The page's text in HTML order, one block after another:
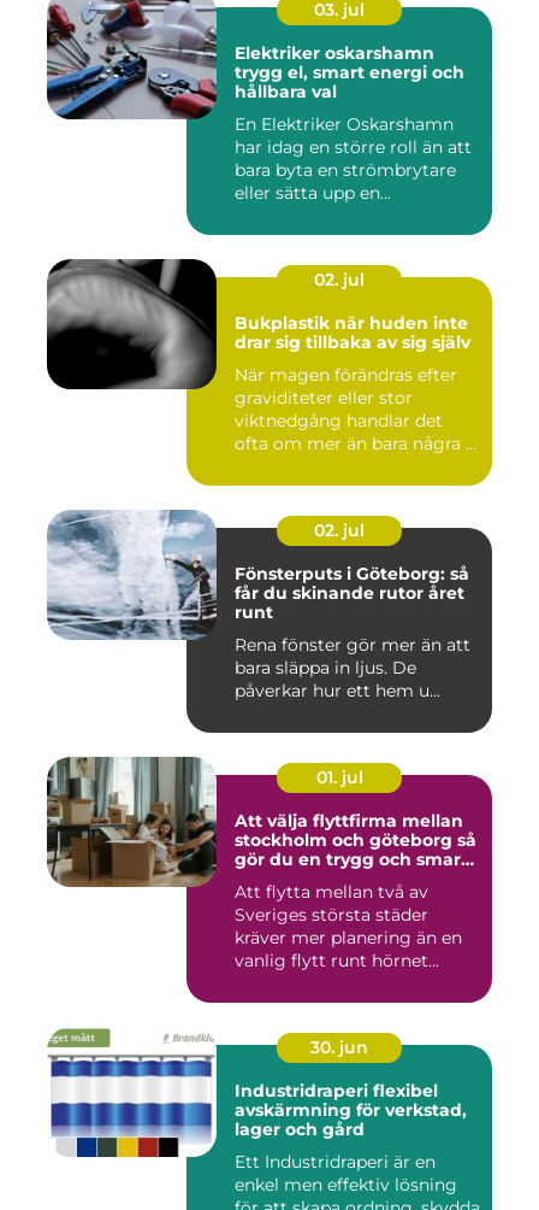
03. jul
Elektriker oskarshamn
trygg el, smart energi och
hållbara val
En Elektriker Oskarshamn
har idag en större roll än att
bara byta en strömbrytare
eller sätta upp en...
02. jul
Bukplastik när huden inte
drar sig tillbaka av sig själv
När magen förändras efter
graviditeter eller stor
viktnedgång handlar det
ofta om mer än bara några ...
02. jul
Fönsterputs i Göteborg: så
får du skinande rutor året
runt
Rena fönster gör mer än att
bara släppa in ljus. De
påverkar hur ett hem u...
01. jul
Att välja flyttfirma mellan
stockholm och göteborg så
gör du en trygg och smart
Att flytta mellan två av
Sveriges största städer
kräver mer planering än en
vanlig flytt runt hörnet...
30. jun
Industridraperi flexibel
avskärmning för verkstad,
lager och gård
Ett Industridraperi är en
enkel men effektiv lösning